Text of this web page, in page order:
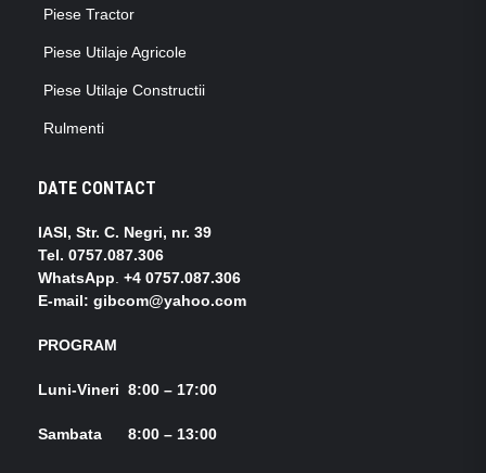
Piese Tractor
Piese Utilaje Agricole
Piese Utilaje Constructii
Rulmenti
DATE CONTACT
IASI, Str. C. Negri, nr. 39
Tel. 0757.087.306
WhatsApp +4 0757.087.306
E-mail: gibcom@yahoo.com
PROGRAM
Luni-Vineri 8:00 – 17:00
Sambata 8:00 – 13:00